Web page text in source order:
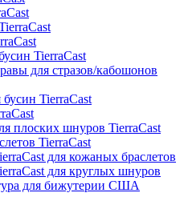
TierraCast
для стразов/кабошонов
TierraCast
плоских шнуров TierraCast
TierraCast
для кожаных браслетов
для круглых шнуров
для бижутерии США